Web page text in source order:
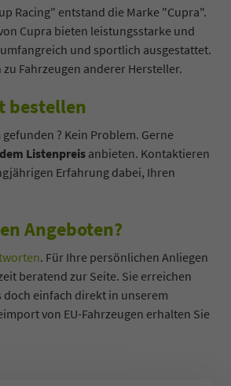
Racing" entstand die Marke "Cupra".
Cupra bieten leistungsstarke und
und sportlich ausgestattet.
zu Fahrzeugen anderer Hersteller.
bestellen
gefunden ? Kein Problem. Gerne
Listenpreisanbieten. Kontaktieren
Erfahrung dabei, Ihren
Angeboten?
. Für Ihre persönlichen Anliegen
beratend zur Seite. Sie erreichen
doch einfach direkt in unserem
von EU-Fahrzeugen erhalten Sie